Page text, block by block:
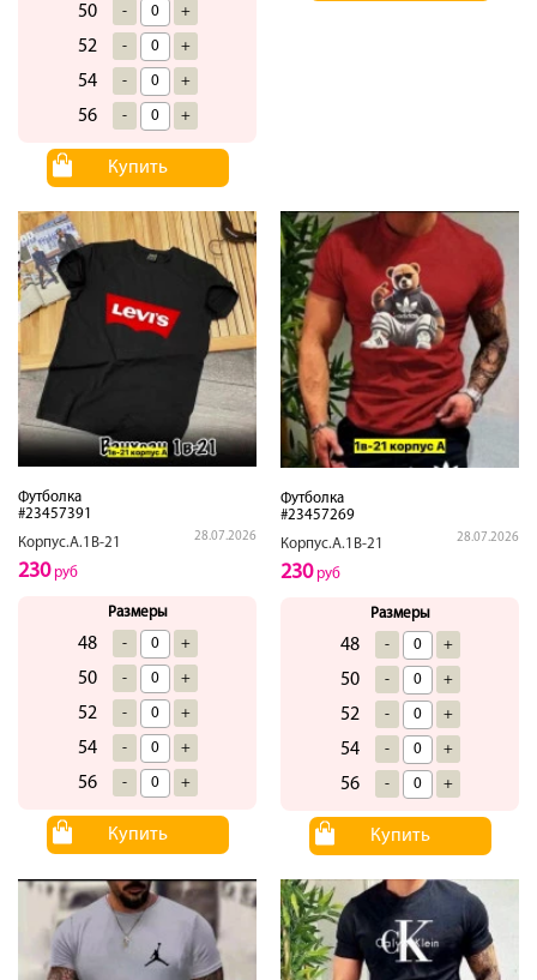
50 - +
52 - +
54 - +
56 - +
Купить
Футболка
#23457391
Корпус.А.1В-21
28.07.2026
230руб
Размеры
48 - +
50 - +
52 - +
54 - +
56 - +
Купить
Футболка
#23457269
Корпус.А.1В-21
28.07.2026
230руб
Размеры
48 - +
50 - +
52 - +
54 - +
56 - +
Купить